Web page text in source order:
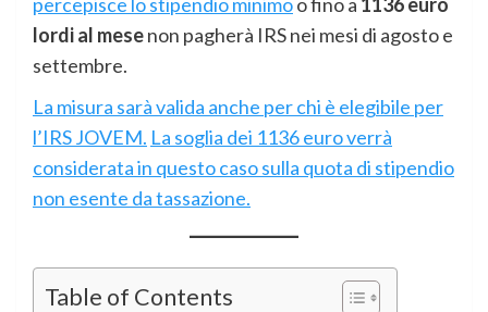
lordi al mesenon pagherà IRS nei mesi di agosto e
settembre.
La misura sarà valida anche per chi è elegibile per
l’IRS JOVEM. La soglia dei 1136 euro verrà
considerata in questo caso sulla quota di stipendio
non esente da tassazione.
Table of Contents